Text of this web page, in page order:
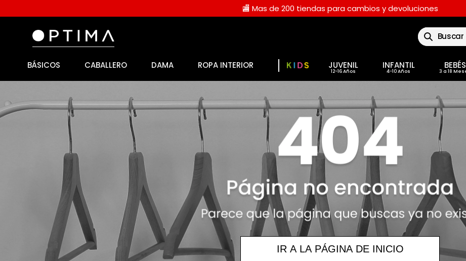
🏬 Mas de 200 tiendas para cambios y devoluciones
Buscar
BÁSICOS CABALLERO DAMA ROPA INTERIOR JUVENIL INFANTIL BEBÉS
IR A LA PÁGINA DE INICIO
licencia
3.
playeras dama
pantalones caballero
playera polo
playera manga larga